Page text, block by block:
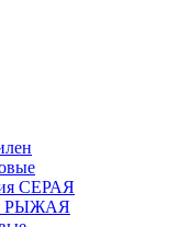
СЕРАЯ
РЫЖАЯ